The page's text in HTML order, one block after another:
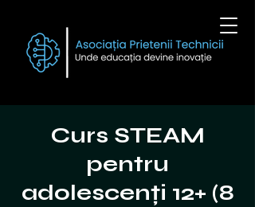
Curs STEAM
pentru
adolescenți 12+ (8